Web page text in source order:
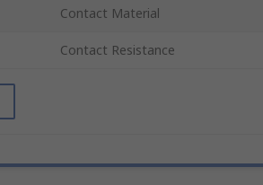
Contact Material
Contact Resistance